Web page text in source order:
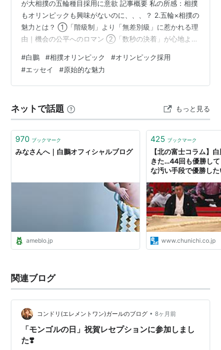
が大相撲の五輪種目採用に意欲 記事概要 私の所感：相撲
もオリンピックも興味がないのに、、、？ 2.五輪×相撲の
魅力とは？ ①「階級制」より「無差別級」に惹かれる理
由｜機会の公平へのロマン ②「数秒の決着」が心地よい
む私？ ④小まとめ：結局なぜオリンピックで相撲を見た
いのか分かりませんでした💦 3.おわりに：理屈ではない
何か 1.導入：元横綱の白鵬氏が大相撲の五輪種目採用に
事概要 元横綱白鵬の白鵬翔氏（40）は7日、東京で開催
され…
#白鵬 #相撲オリンピック #オリンピック採用
#エッセイ #原始的な魅力
ネットで話題 もっと見る
970 ブックマーク
みなさんへ｜白鵬オフィシャルブログ
ameblo.jp
425 ブックマーク
【北の富士コラム】
きた…44回も優勝し
な汚い手段で優勝し
www.chunichi.co.jp
関連ブログ
コンドリ(エレメントワン)ガールのブログ • 8ヶ月前
「モンゴルの日」祝賀レセプションに参加しまし
た❣️